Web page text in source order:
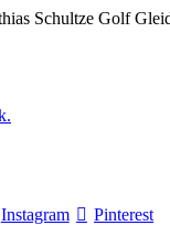
Schultze Golf
Instagram Pinterest